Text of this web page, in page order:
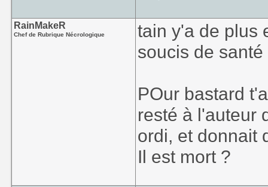
RainMakeR
Chef de Rubrique Nécrologique
tain y'a de plus
soucis de santé
POur bastard
resté à l'auteur
ordi, et donnait
Il est mort ?